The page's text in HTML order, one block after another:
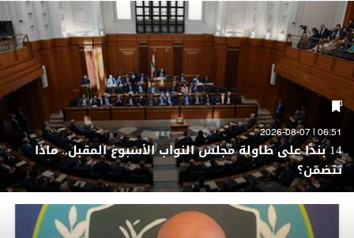
06:51 | 2026-08-07
14 بندًا على طاولة مجلس النواب الأسبوع المقبل.. ماذا
تتضمّن؟